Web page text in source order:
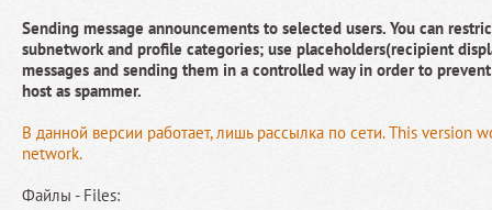
Sending message announcements to selected users. You can
subnetwork and profile categories; use placeholders(recipient
messages and sending them in a controlled way in order to
host as spammer.
В данной версии работает, лишь рассылка по сети. This version
network.
Файлы - Files: